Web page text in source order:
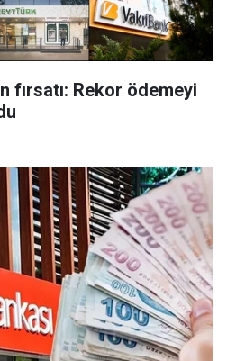
fırsatı: Rekor ödemeyi